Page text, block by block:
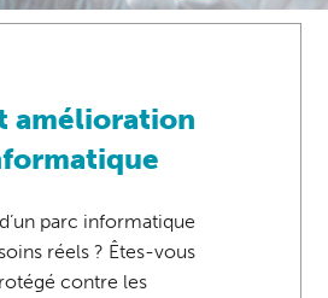
amélioration
parc informatique
réels ? Êtes-vous
contre les